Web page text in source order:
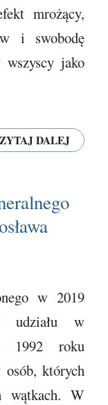
mrożący,
i swobodę
jako
DALEJ
w 2019
udziału w
1992 roku
osób, których
wątkach. W